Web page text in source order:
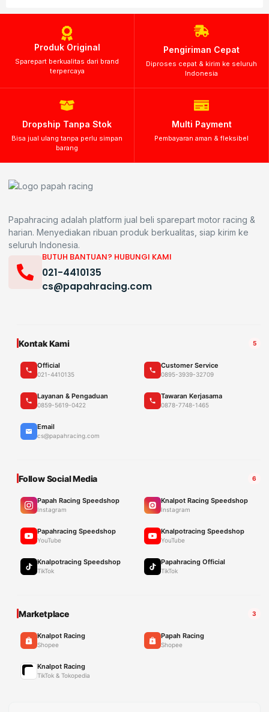
Produk Original
Sparepart berkualitas dari brand
terpercaya
Pengiriman Cepat
Diproses cepat & kirim ke seluruh
Indonesia
Dropship Tanpa Stok
Bisa jual ulang tanpa perlu simpan
barang
Multi Payment
Pembayaran aman & fleksibel
Papahracing adalah platform jual beli sparepart motor racing &
harian. Menyediakan ribuan produk berkualitas, siap kirim ke
seluruh Indonesia.
BUTUH BANTUAN? HUBUNGI KAMI
021-4410135
cs@papahracing.com
Kontak Kami 5
Official
021-4410135
Customer Service
0895-3939-32709
Layanan & Pengaduan
0859-5619-0422
Tawaran Kerjasama
0878-7748-1465
Email
cs@papahracing.com
Follow Social Media 6
Papah Racing Speedshop
Instagram
Knalpot Racing Speedshop
Instagram
Papahracing Speedshop
YouTube
Knalpotracing Speedshop
YouTube
Knalpotracing Speedshop
TikTok
Papahracing Official
TikTok
Marketplace 3
Knalpot Racing
Shopee
Papah Racing
Shopee
Knalpot Racing
TikTok & Tokopedia